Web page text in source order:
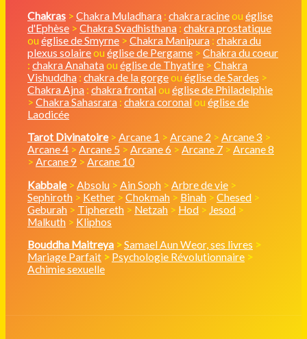
Chakras > Chakra Muladhara : chakra racineou église
d'Ephèse > Chakra Svadhisthana : chakra prostatique
ou église de Smyrne > Chakra Manipura : chakra du
plexus solaireou église de Pergame > Chakra du coeur
: chakra Anahata ou église de Thyatire > Chakra
Vishuddha : chakra de la gorgeou église de Sardes >
Chakra Ajna : chakra frontalou église de Philadelphie
> Chakra Sahasrara : chakra coronal ou église de
Laodicée
Tarot Divinatoire > Arcane 1 > Arcane 2 > Arcane 3 >
Arcane 4 > Arcane 5 > Arcane 6 > Arcane 7 > Arcane 8
> Arcane 9 > Arcane 10
Kabbale> Absolu > Ain Soph > Arbre de vie >
Sephiroth > Kether > Chokmah > Binah > Chesed >
Geburah > Tiphereth > Netzah > Hod > Jesod >
Malkuth > Kliphos
Bouddha Maitreya >Samael Aun Weor, ses livres >
Mariage Parfait > Psychologie Révolutionnaire >
Achimie sexuelle